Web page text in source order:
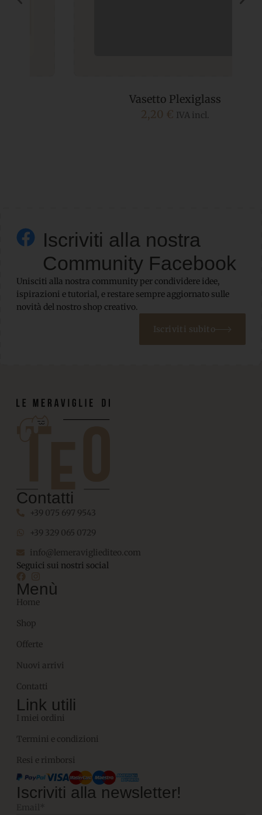
Vasetto Plexiglass
IVA incl.
Iscriviti alla nostra
Community Facebook
Unisciti alla nostra community per condividere idee,
ispirazioni e tutorial, e restare sempre aggiornato sulle
novità del nostro shop creativo.
Iscriviti subito
Contatti
+39 075 697 9543
+39 329 065 0729
info@lemeravigliediteo.com
Seguici sui nostri social
Menù
Home
Shop
Offerte
Nuovi arrivi
Contatti
Link utili
I miei ordini
Termini e condizioni
Resi e rimborsi
Iscriviti alla newsletter!